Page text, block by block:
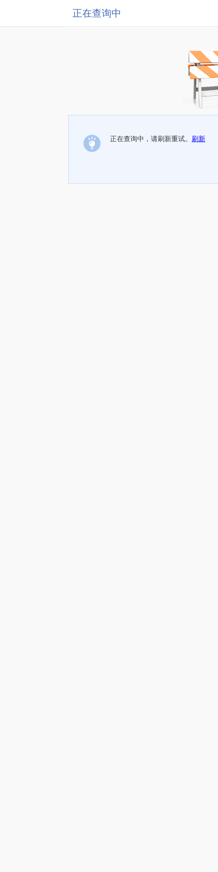
正在查询中
正在查询中，请刷新重试。 刷新